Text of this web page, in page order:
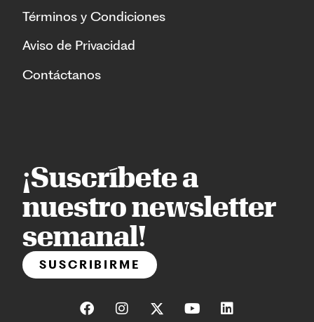
Términos y Condiciones
Aviso de Privacidad
Contáctanos
¡Suscríbete a
nuestro newsletter
semanal!
SUSCRIBIRME